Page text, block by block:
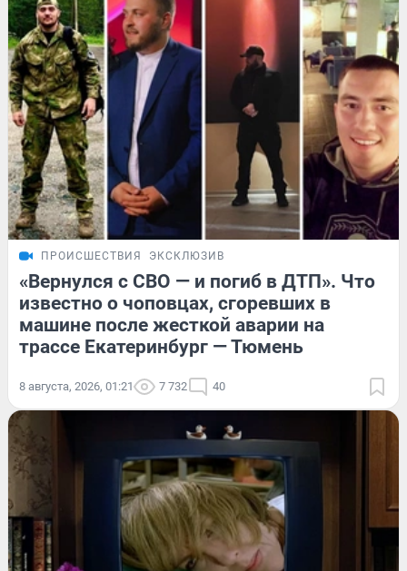
ПРОИСШЕСТВИЯ ЭКСКЛЮЗИВ
«Вернулся с СВО — и погиб в ДТП». Что
известно о чоповцах, сгоревших в
машине после жесткой аварии на
трассе Екатеринбург — Тюмень
8 августа, 2026, 01:21 7 732 40